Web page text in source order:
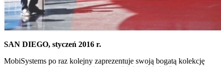
SAN DIEGO, styczeń 2016 r.
MobiSystems po raz kolejny zaprezentuje swoją bogatą kolekcję